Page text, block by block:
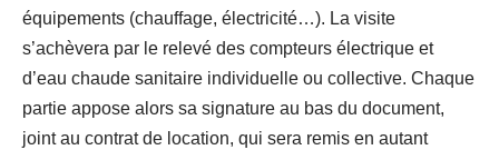
équipements (chauffage, électricité…). La visite
s’achèvera par le relevé des compteurs électrique et
d’eau chaude sanitaire individuelle ou collective. Chaque
partie appose alors sa signature au bas du document,
joint au contrat de location, qui sera remis en autant